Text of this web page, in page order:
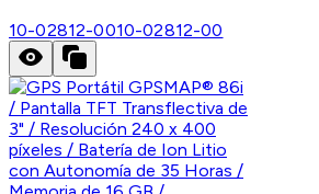
10-02812-0010-02812-00